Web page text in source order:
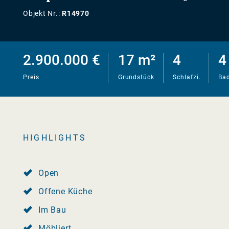
Objekt Nr.: R14970
2.900.000 €
Preis
17 m²
Grundstück
4
Schlafzi.
4
HIGHLIGHTS
Open
Offene Küche
Im Bau